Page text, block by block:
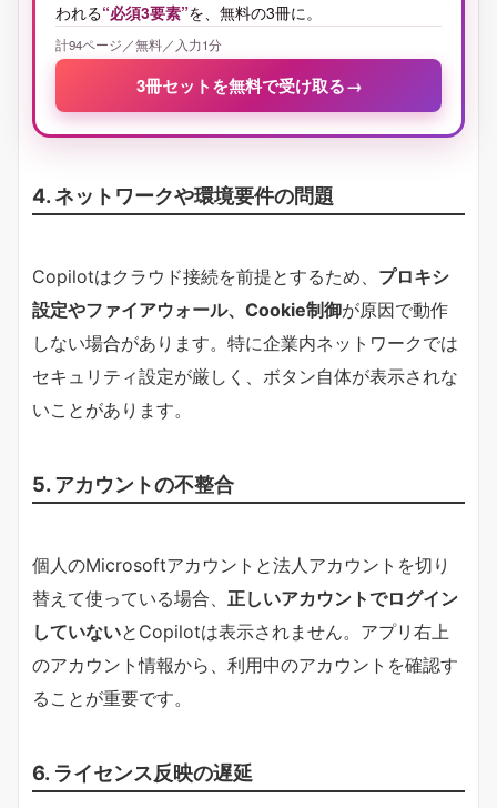
われる“必須3要素”を、無料の3冊に。
計94ページ／無料／入力1分
3冊セットを無料で受け取る→
4. ネットワークや環境要件の問題
Copilotはクラウド接続を前提とするため、 プロキシ
設定やファイアウォール、Cookie制御が原因で動作
しない場合があります。特に企業内ネットワークでは
セキュリティ設定が厳しく、ボタン自体が表示されな
いことがあります。
5. アカウントの不整合
個人のMicrosoftアカウントと法人アカウントを切り
替えて使っている場合、 正しいアカウントでログイン
していないとCopilotは表示されません。アプリ右上
のアカウント情報から、利用中のアカウントを確認す
ることが重要です。
6. ライセンス反映の遅延